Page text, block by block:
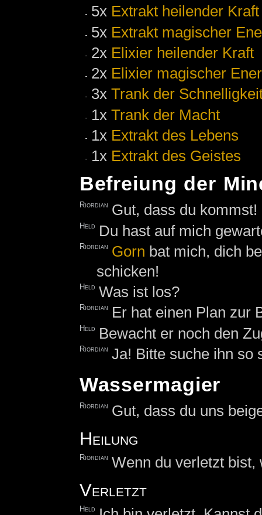
5x Extrakt heilender Kraft
5x Extrakt magischer
2x Elixier heilender Kraft
2x Elixier magischer
3x Trank der
1x Trank der Macht
1x Extrakt des Lebens
1x Extrakt des Geistes
Befreiung der
Riordian Gut, dass du
Held Du hast auf mich
Riordian Gorn bat mich, dich
schicken!
Held Was ist los?
Riordian Er hat einen Plan zur
Held Bewacht er noch den
Riordian Ja! Bitte suche ihn so
Wassermagier
Riordian Gut, dass du uns
Heilung
Riordian Wenn du verletzt
Verletzt
Held